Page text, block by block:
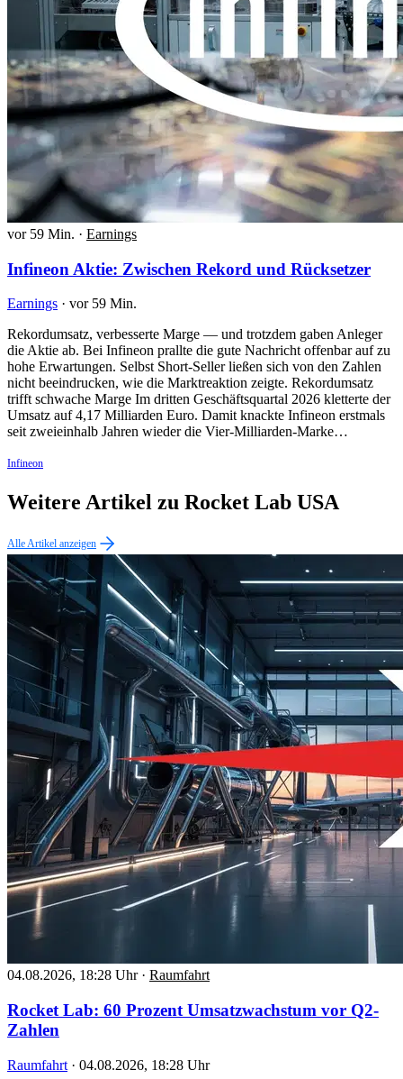
vor 59 Min. · Earnings
Infineon Aktie: Zwischen Rekord und Rücksetzer
Earnings · vor 59 Min.
Rekordumsatz, verbesserte Marge — und trotzdem gaben Anleger
die Aktie ab. Bei Infineon prallte die gute Nachricht offenbar auf zu
hohe Erwartungen. Selbst Short-Seller ließen sich von den Zahlen
nicht beeindrucken, wie die Marktreaktion zeigte. Rekordumsatz
trifft schwache Marge Im dritten Geschäftsquartal 2026 kletterte der
Umsatz auf 4,17 Milliarden Euro. Damit knackte Infineon erstmals
seit zweieinhalb Jahren wieder die Vier-Milliarden-Marke…
Infineon
Weitere Artikel zu Rocket Lab USA
Alle Artikel anzeigen
04.08.2026, 18:28 Uhr · Raumfahrt
Rocket Lab: 60 Prozent Umsatzwachstum vor Q2-
Zahlen
Raumfahrt · 04.08.2026, 18:28 Uhr